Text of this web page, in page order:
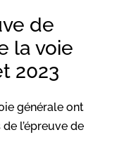
de
la voie
2023
générale ont
l’épreuve de